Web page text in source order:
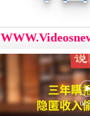
中
中
三年瞒报超千万